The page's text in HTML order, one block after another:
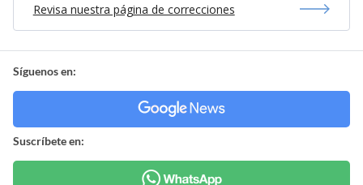
Revisa nuestra página de correcciones
Síguenos en:
Suscríbete en: